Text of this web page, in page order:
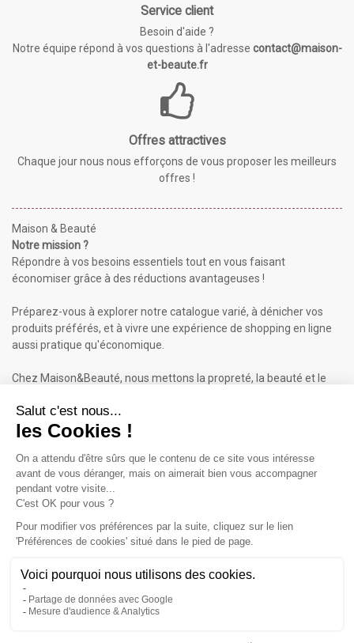
Service client
Besoin d'aide ?
Notre équipe répond à vos questions à l'adresse contact@maison-
et-beaute.fr
Offres attractives
Chaque jour nous nous efforçons de vous proposer les meilleurs
offres !
Maison & Beauté
Notre mission ?
Répondre à vos besoins essentiels tout en vous faisant
économiser grâce à des réductions avantageuses !
Préparez-vous à explorer notre catalogue varié, à dénicher vos
produits préférés, et à vivre une expérience de shopping en ligne
aussi pratique qu'économique.
Chez Maison&Beauté, nous mettons la propreté, la beauté et le
Maison & Beauté : Informations
À propos de nous
Conditions générales de vente (CGV)
Plan du site
Contactez-nous
Cliquez-ici pour modifier vos préférences en matière de cookies
Inscrivez-vous à notre Newsletter